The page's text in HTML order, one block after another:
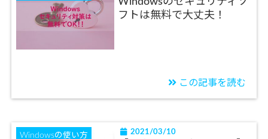
フトは無料で大丈夫！
この記事を読む
Windowsの使い方 2021/03/10